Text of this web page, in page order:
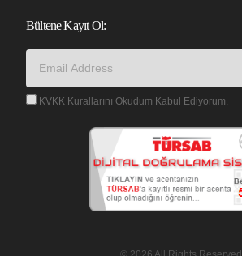
Bültene Kayıt Ol:
KVKK Kurallarını Okudum Kabul Ediyorum.
© 2026 All Rights Reserved.